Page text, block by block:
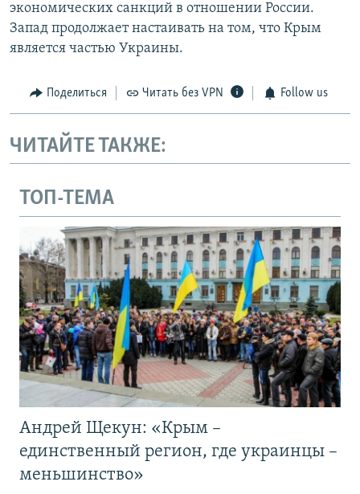
экономических санкций в отношении России.
Запад продолжает настаивать на том, что Крым
является частью Украины.
Поделиться Читать без VPN Follow us
ЧИТАЙТЕ ТАКЖЕ:
ТОП-ТЕМА
Андрей Щекун: «Крым –
единственный регион, где украинцы –
меньшинство»